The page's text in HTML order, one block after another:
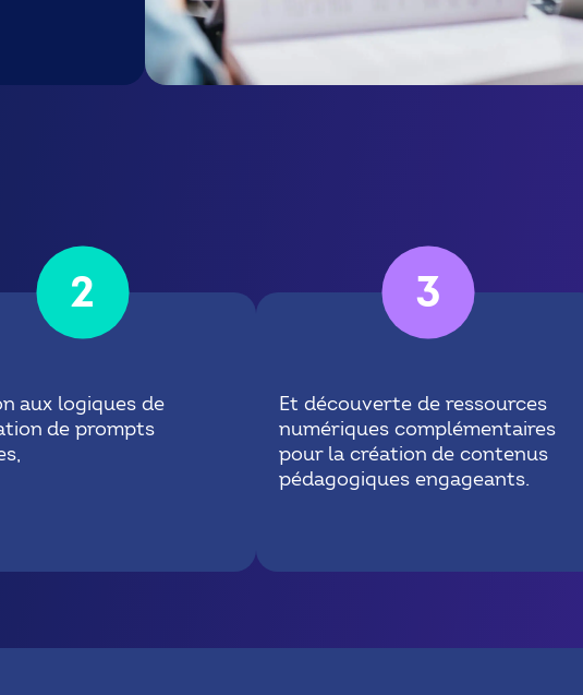
2
aux logiques de
de prompts
3
Et découverte de ressources
numériques complémentaires
pour la création de contenus
pédagogiques engageants.